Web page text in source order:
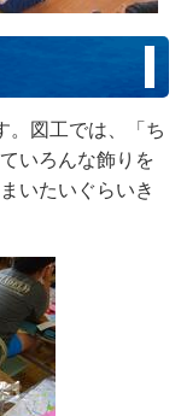
。図工では、「ち
いろんな飾りを
いたいぐらいき